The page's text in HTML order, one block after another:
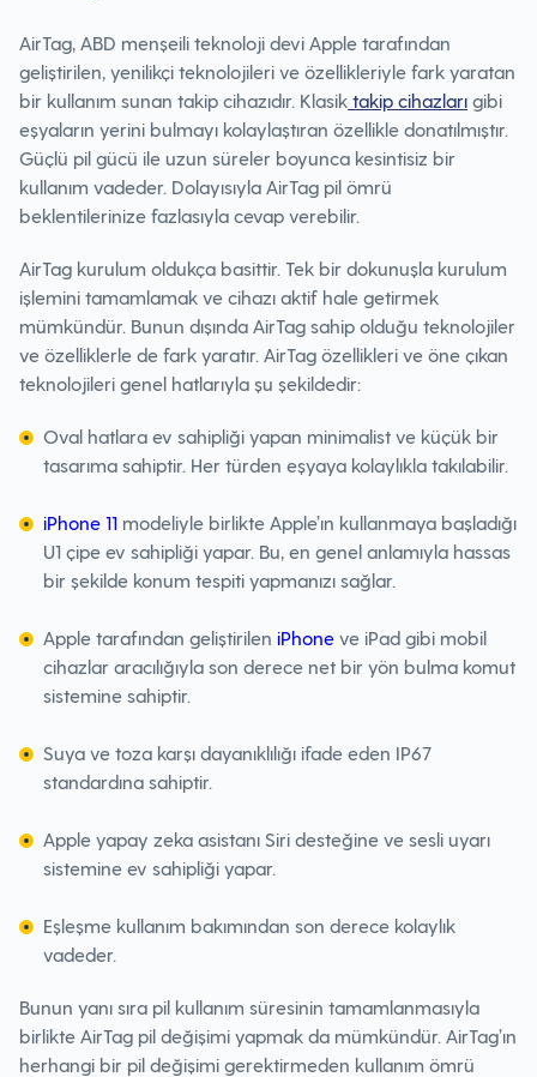
AirTag, ABD menşeili teknoloji devi Apple tarafından
geliştirilen, yenilikçi teknolojileri ve özellikleriyle fark yaratan
bir kullanım sunan takip cihazıdır. Klasik takip cihazları gibi
eşyaların yerini bulmayı kolaylaştıran özellikle donatılmıştır.
Güçlü pil gücü ile uzun süreler boyunca kesintisiz bir
kullanım vadeder. Dolayısıyla AirTag pil ömrü
beklentilerinize fazlasıyla cevap verebilir.
AirTag kurulum oldukça basittir. Tek bir dokunuşla kurulum
işlemini tamamlamak ve cihazı aktif hale getirmek
mümkündür. Bunun dışında AirTag sahip olduğu teknolojiler
ve özelliklerle de fark yaratır. AirTag özellikleri ve öne çıkan
teknolojileri genel hatlarıyla şu şekildedir:
Oval hatlara ev sahipliği yapan minimalist ve küçük bir
tasarıma sahiptir. Her türden eşyaya kolaylıkla takılabilir.
iPhone 11 modeliyle birlikte Apple’ın kullanmaya başladığı
U1 çipe ev sahipliği yapar. Bu, en genel anlamıyla hassas
bir şekilde konum tespiti yapmanızı sağlar.
Apple tarafından geliştirilen iPhone ve iPad gibi mobil
cihazlar aracılığıyla son derece net bir yön bulma komut
sistemine sahiptir.
Suya ve toza karşı dayanıklılığı ifade eden IP67
standardına sahiptir.
Apple yapay zeka asistanı Siri desteğine ve sesli uyarı
sistemine ev sahipliği yapar.
Eşleşme kullanım bakımından son derece kolaylık
vadeder.
Bunun yanı sıra pil kullanım süresinin tamamlanmasıyla
birlikte AirTag pil değişimi yapmak da mümkündür. AirTag’ın
herhangi bir pil değişimi gerektirmeden kullanım ömrü